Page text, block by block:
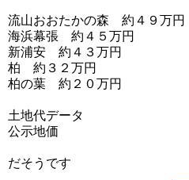
流山おおたかの森 約４９万円
海浜幕張 約４５万円
新浦安 約４３万円
柏 約３２万円
柏の葉 約２０万円
土地代データ
公示地価
だそうです